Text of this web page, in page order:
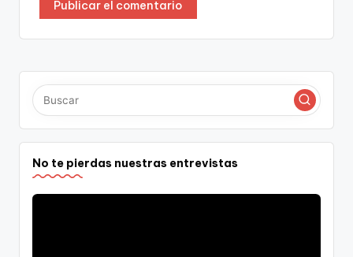
No te pierdas nuestras entrevistas